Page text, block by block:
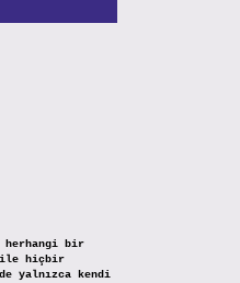
bir
ile hiçbir
yalnızca kendi